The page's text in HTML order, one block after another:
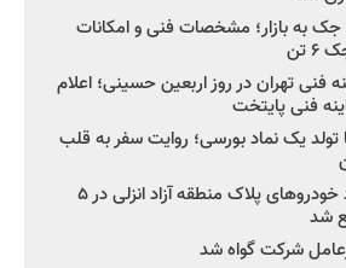
به بازار؛ مشخصات فنی و امکانات
تن
معاینه فنی تهران در روز اربعین حسینی؛ اعلام
فنی پایتخت
تولد یک نماد بورسی؛ روایت سفر به قلب
استاندار گیلان: تردد خودروهای پلاک منطقه آزاد انزلی در ۵
شد
شرکت گواه شد